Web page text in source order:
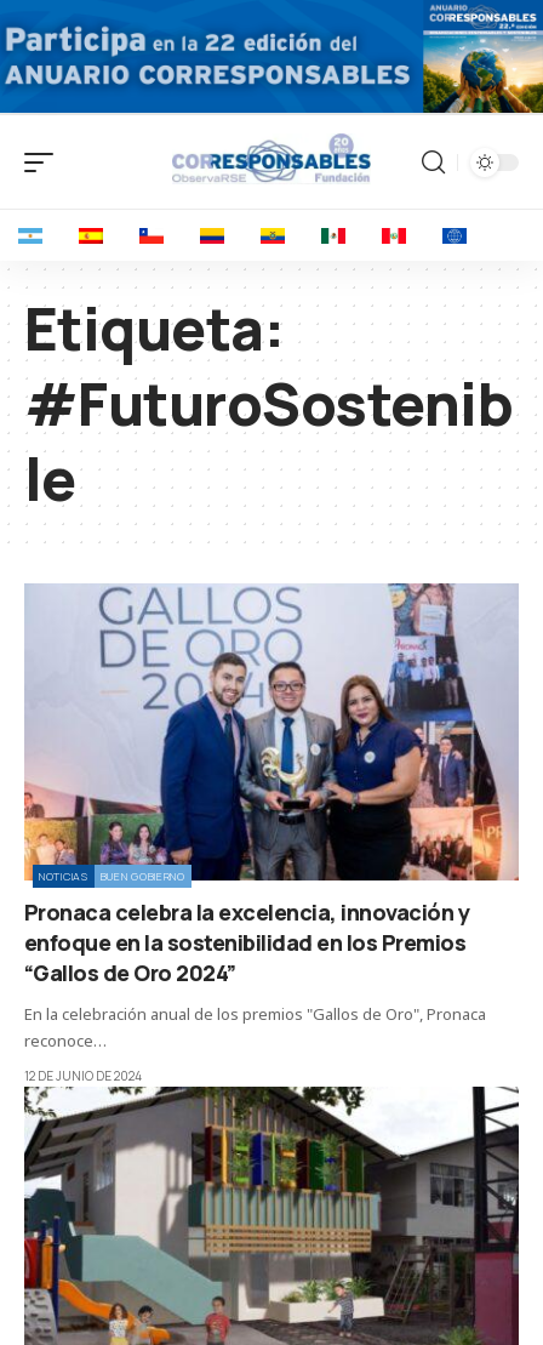
Etiqueta:
#FuturoSostenib
le
NOTICIAS BUEN GOBIERNO
Pronaca celebra la excelencia, innovación y
enfoque en la sostenibilidad en los Premios
“Gallos de Oro 2024”
En la celebración anual de los premios "Gallos de Oro", Pronaca
reconoce…
12 DE JUNIO DE 2024